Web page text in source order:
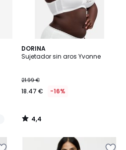
DORINA
Sujetador sin aros Yvonne
21.99 €
18.47 € -16%
4,4
/ 5
4,4
/